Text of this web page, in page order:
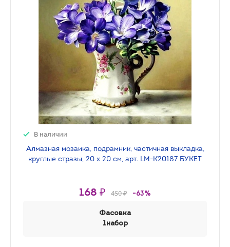
В наличии
Алмазная мозаика, подрамник, частичная выкладка,
круглые стразы, 20 х 20 см, арт. LM-K20187 БУКЕТ
168 ₽ 450 ₽ -63%
Фасовка
1набор